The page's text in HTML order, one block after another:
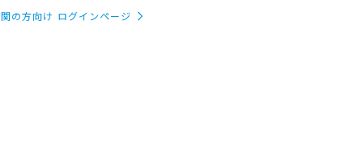
の方向け ログインページ